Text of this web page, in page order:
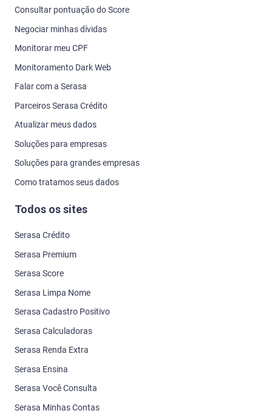
Consultar pontuação do Score
Negociar minhas dívidas
Monitorar meu CPF
Monitoramento Dark Web
Falar com a Serasa
Parceiros Serasa Crédito
Atualizar meus dados
Soluções para empresas
Soluções para grandes empresas
Como tratamos seus dados
Todos os sites
Serasa Crédito
Serasa Premium
Serasa Score
Serasa Limpa Nome
Serasa Cadastro Positivo
Serasa Calculadoras
Serasa Renda Extra
Serasa Ensina
Serasa Você Consulta
Serasa Minhas Contas